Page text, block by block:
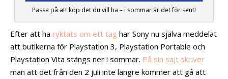
Passa på att köp det du vill ha – i sommar är det för sent!
Efter att ha ryktats om ett tag har Sony nu själva meddelat
att butikerna för Playstation 3, Playstation Portable och
Playstation Vita stängs ner i sommar. På sin sajt skriver
man att det från den 2 juli inte längre kommer att gå att